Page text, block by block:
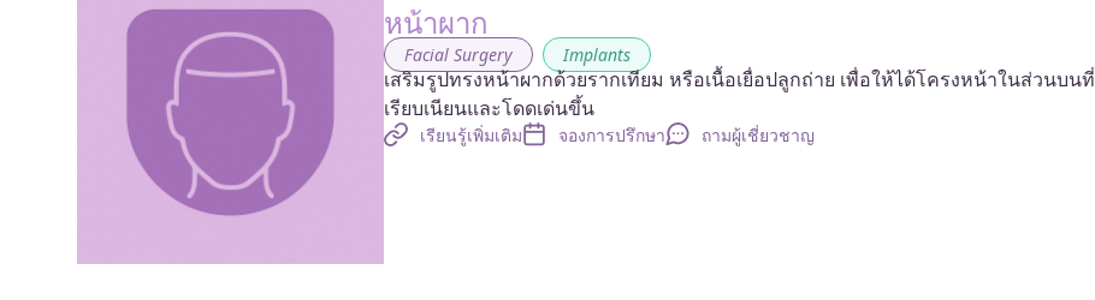
หน้าผาก
Facial Surgery , Implants
เสริมรูปทรงหน้าผากด้วยรากเทียม หรือเนื้อเยื่อปลูกถ่าย เพื่อให้ได้โครงหน้าในส่วนบนที่
เรียบเนียนและโดดเด่นขึ้น
เรียนรู้เพิ่มเติม จองการปรึกษา ถามผู้เชี่ยวชาญ